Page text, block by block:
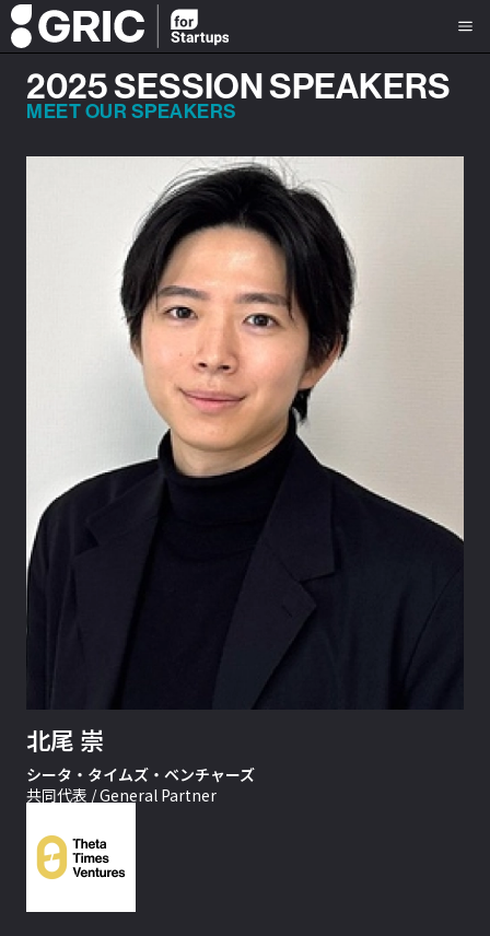
2025 SESSION SPEAKERS
MEET OUR SPEAKERS
北尾 崇
シータ・タイムズ・ベンチャーズ
共同代表 / General Partner